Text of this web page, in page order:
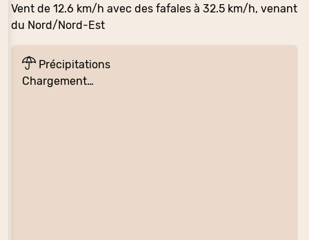
Vent de 12.6 km/h avec des fafales à 32.5 km/h, venant
du Nord/Nord-Est
Précipitations
Chargement…